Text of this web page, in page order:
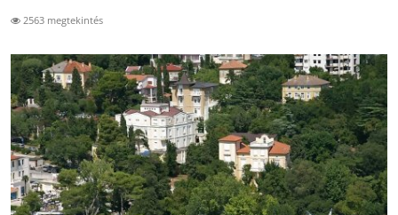
2563 megtekintés